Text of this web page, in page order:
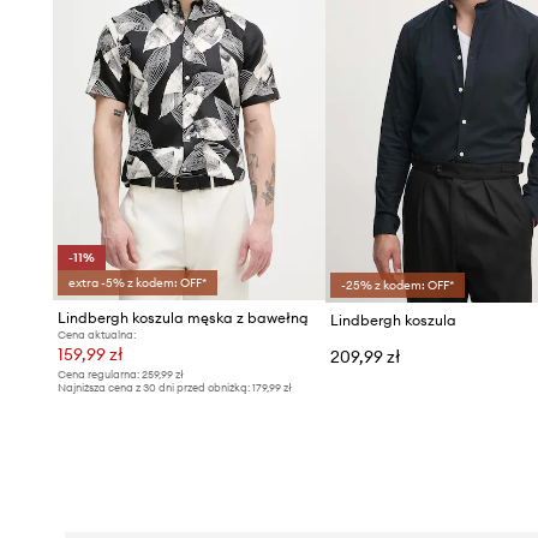
-11%
extra -5% z kodem: OFF*
Lindbergh koszula męska z bawełną
Cena aktualna:
159,99 zł
Cena regularna: 259,99 zł
Najniższa cena z 30 dni przed obniżką: 179,99 zł
-25% z kodem: OFF*
Lindbergh koszula
209,99 zł